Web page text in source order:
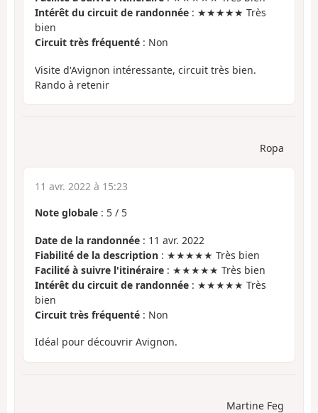
Intérêt du circuit de randonnée : ★★★★★ Très
bien
Circuit très fréquenté : Non
Visite d'Avignon intéressante, circuit très bien.
Rando à retenir
Ropa
11 avr. 2022 à 15:23
Note globale : 5 / 5
Date de la randonnée : 11 avr. 2022
Fiabilité de la description : ★★★★★ Très bien
Facilité à suivre l'itinéraire : ★★★★★ Très bien
Intérêt du circuit de randonnée : ★★★★★ Très
bien
Circuit très fréquenté : Non
Idéal pour découvrir Avignon.
Martine Feg